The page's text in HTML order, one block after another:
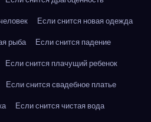
Если снится новая одежда
рыба
Если снится падение
Если снится плачущий ребенок
Если снится свадебное платье
Если снится чистая вода